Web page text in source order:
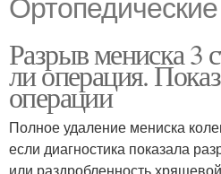
Разрыв мениска 3
ли операция.
операции
Полное удаление мениска
если диагностика показала